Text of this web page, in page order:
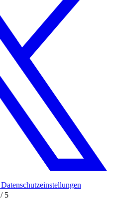
/ 5
Datenschutzeinstellungen